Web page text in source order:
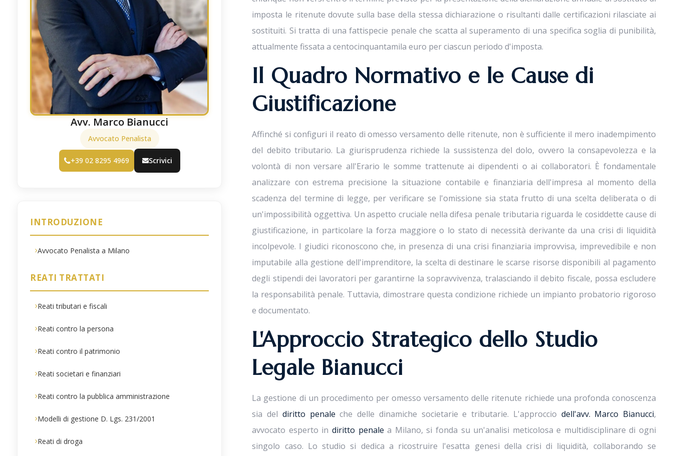
Avv. Marco Bianucci
Avvocato Penalista
+39 02 8295 4969 Scrivici
INTRODUZIONE
Avvocato Penalista a Milano
REATI TRATTATI
Reati tributari e fiscali
Reati contro la persona
Reati contro il patrimonio
Reati societari e finanziari
Reati contro la pubblica amministrazione
Modelli di gestione D. Lgs. 231/2001
Reati di droga
imposta le ritenute dovute sulla base della stessa dichiarazione o risultanti dalle certificazioni rilasciate ai
sostituiti. Si tratta di una fattispecie penale che scatta al superamento di una specifica soglia di punibilità,
attualmente fissata a centocinquantamila euro per ciascun periodo d'imposta.
Il Quadro Normativo e le Cause di
Giustificazione
Affinché si configuri il reato di omesso versamento delle ritenute, non è sufficiente il mero inadempimento
del debito tributario. La giurisprudenza richiede la sussistenza del dolo, ovvero la consapevolezza e la
volontà di non versare all'Erario le somme trattenute ai dipendenti o ai collaboratori. È fondamentale
analizzare con estrema precisione la situazione contabile e finanziaria dell'impresa al momento della
scadenza del termine di legge, per verificare se l'omissione sia stata frutto di una scelta deliberata o di
un'impossibilità oggettiva. Un aspetto cruciale nella difesa penale tributaria riguarda le cosiddette cause di
giustificazione, in particolare la forza maggiore o lo stato di necessità derivante da una crisi di liquidità
incolpevole. I giudici riconoscono che, in presenza di una crisi finanziaria improvvisa, imprevedibile e non
imputabile alla gestione dell'imprenditore, la scelta di destinare le scarse risorse disponibili al pagamento
degli stipendi dei lavoratori per garantirne la sopravvivenza, tralasciando il debito fiscale, possa escludere
la responsabilità penale. Tuttavia, dimostrare questa condizione richiede un impianto probatorio rigoroso
e documentato.
L'Approccio Strategico dello Studio
Legale Bianucci
La gestione di un procedimento per omesso versamento delle ritenute richiede una profonda conoscenza
sia del diritto penale che delle dinamiche societarie e tributarie. L'approccio dell'avv. Marco Bianucci,
avvocato esperto indiritto penale a Milano, si fonda su un'analisi meticolosa e multidisciplinare di ogni
singolo caso. Lo studio si dedica a ricostruire l'esatta genesi della crisi di liquidità, collaborando se